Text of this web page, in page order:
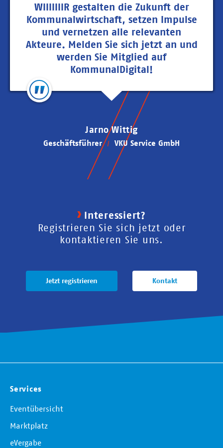
WIIIIIIIR gestalten die Zukunft der
Kommunalwirtschaft, setzen Impulse
und vernetzen alle relevanten
Akteure. Melden Sie sich jetzt an und
werden Sie Mitglied auf
KommunalDigital!
Jarno Wittig
Geschäftsführer VKU Service GmbH
Interessiert?
Registrieren Sie sich jetzt oder
kontaktieren Sie uns.
Jetzt registrieren Kontakt
Services
Eventübersicht
Marktplatz
eVergabe